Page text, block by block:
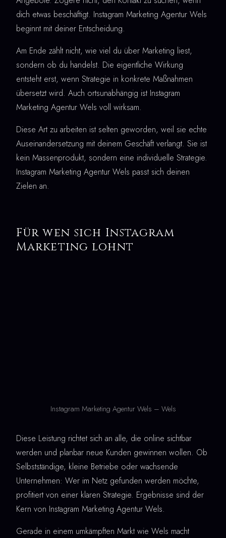
dich etwas beschäftigt. Instagram Marketing Agentur Wels
beginnt mit deiner Entscheidung.
Am Ende zählt nicht, wie viel du über Marketing liest,
sondern ob du handelst. Die eigentliche Wirkung
entsteht erst, wenn Strategie in konkrete Maßnahmen
übersetzt wird. Auch ortsunabhängig ist Instagram
Marketing Agentur Wels voll wirksam.
Diese Art zu arbeiten ist selten geworden, weil sie echte
Auseinandersetzung mit deinem Geschäft verlangt. Sie ist
kein Massenprodukt, sondern eine individuelle Strategie.
Instagram Marketing Agentur Wels passt sich deinen
Zielen an.
Für wen sich Instagram
Marketing lohnt
Instagram Marketing Agentur Wels – Wels
Diese Leistung richtet sich an alle, die online sichtbar
werden und planbar neue Kunden gewinnen wollen. Ob
Selbstständige, kleine Betriebe oder wachsende
Unternehmen: Wer im Netz gefunden werden möchte,
profitiert von einer klaren Strategie. Ergebnisse sind der
Kern von Instagram Marketing Agentur Wels.
Gerade in einem umkämpften Markt wie Wels macht